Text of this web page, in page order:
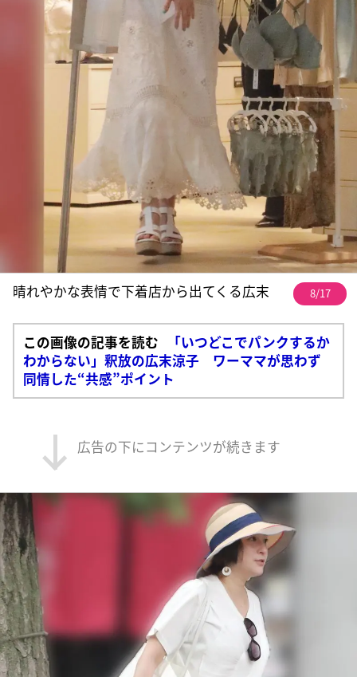
晴れやかな表情で下着店から出てくる広末 8/17
この画像の記事を読む
「いつどこでパンクするか
わからない」釈放の広末涼子 ワーママが思わず
同情した“共感”ポイント
広告の下にコンテンツが続きます